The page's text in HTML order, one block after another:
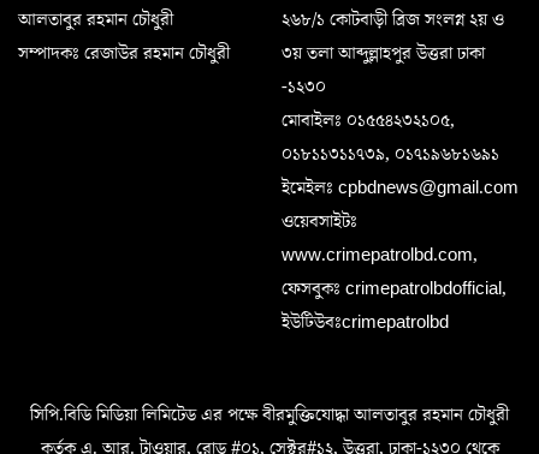
আলতাবুর রহমান চৌধুরী
সম্পাদকঃ রেজাউর রহমান চৌধুরী
২৬৮/১ কোটবাড়ী ব্রিজ সংলগ্ন ২য় ও
৩য় তলা আব্দুল্লাহপুর উত্তরা ঢাকা
-১২৩০
মোবাইলঃ ০১৫৫৪২৩২১০৫,
০১৮১১৩১১৭৩৯, ০১৭১৯৬৮১৬৯১
ইমেইলঃ cpbdnews@gmail.com
ওয়েবসাইটঃ
www.crimepatrolbd.com,
ফেসবুকঃ crimepatrolbdofficial,
ইউটিউবঃcrimepatrolbd
সিপি.বিডি মিডিয়া লিমিটেড এর পক্ষে বীরমুক্তিযোদ্ধা আলতাবুর রহমান চৌধুরী
কর্তৃক এ. আর. টাওয়ার, রোড #০১, সেক্টর#১২, উত্তরা, ঢাকা-১২৩০ থেকে